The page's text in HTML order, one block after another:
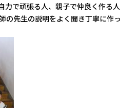
力で頑張る人、親子で仲良く作る人
の先生の説明をよく聞き丁寧に作っ